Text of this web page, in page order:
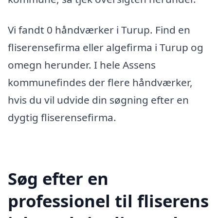
Vi fandt 0 håndværker i Turup. Find en
fliserensefirma eller algefirma i Turup og
omegn herunder. I hele Assens
kommunefindes der flere håndværker,
hvis du vil udvide din søgning efter en
dygtig fliserensefirma.
Søg efter en
professionel til fliserens